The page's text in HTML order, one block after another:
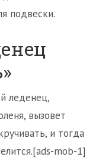
подвески.
леденец,
вызовет
и тогда
mob-1]